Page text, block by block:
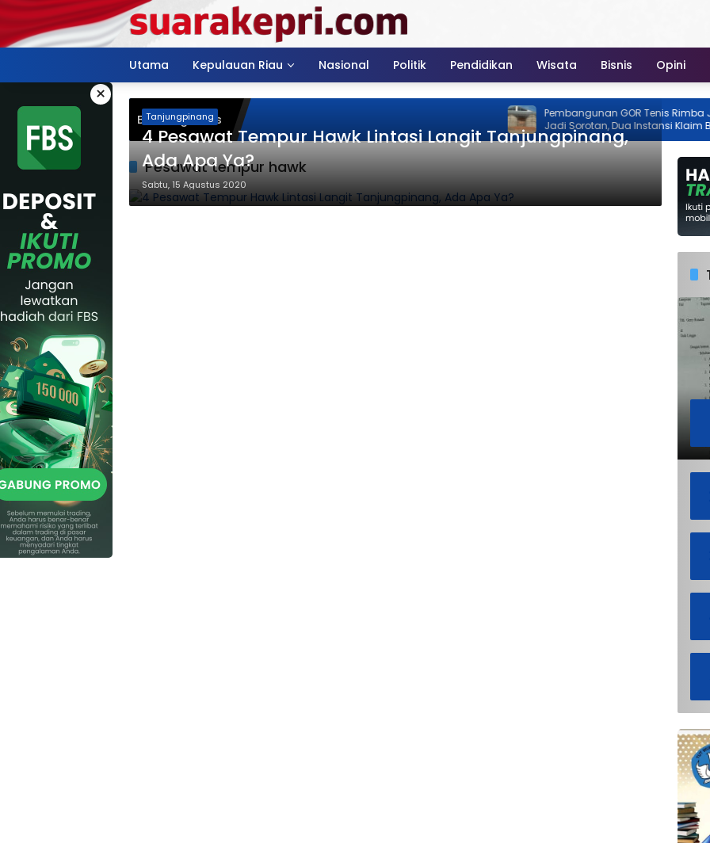
Langsung
konten
Utama
Kepulauan Riau Nasional Politik Pendidikan Wisata Bisnis Opini
×
Breaking News
Pembangunan GOR Tenis Rimba Jaya
Jadi Sorotan, Dua Instansi Klaim Belum
Ada Izin
Pesawat tempur hawk
Tanjungpinang
4 Pesawat Tempur Hawk Lintasi Langit Tanjungpinang,
Ada Apa Ya?
Sabtu, 15 Agustus 2020